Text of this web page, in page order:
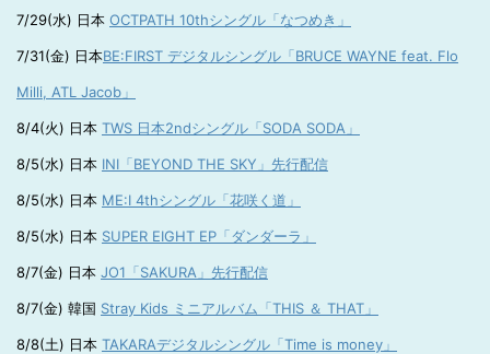
7/29(水) 日本 OCTPATH 10thシングル「なつめき」
7/31(金) 日本BE:FIRST デジタルシングル「BRUCE WAYNE feat. Flo
Milli, ATL Jacob」
8/4(火) 日本 TWS 日本2ndシングル「SODA SODA」
8/5(水) 日本 INI「BEYOND THE SKY」先行配信
8/5(水) 日本 ME:I 4thシングル「花咲く道」
8/5(水) 日本 SUPER EIGHT EP「ダンダーラ」
8/7(金) 日本 JO1「SAKURA」先行配信
8/7(金) 韓国 Stray Kids ミニアルバム「THIS ＆ THAT」
8/8(土) 日本 TAKARAデジタルシングル「Time is money」